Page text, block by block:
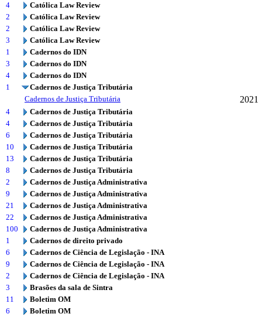
4
Católica Law Review
2
Católica Law Review
2
Católica Law Review
3
Católica Law Review
1
Cadernos do IDN
3
Cadernos do IDN
4
Cadernos do IDN
1
Cadernos de Justiça Tributária
Cadernos de Justiça Tributária
2021
4
Cadernos de Justiça Tributária
4
Cadernos de Justiça Tributária
6
Cadernos de Justiça Tributária
10
Cadernos de Justiça Tributária
13
Cadernos de Justiça Tributária
8
Cadernos de Justiça Tributária
2
Cadernos de Justiça Administrativa
9
Cadernos de Justiça Administrativa
21
Cadernos de Justiça Administrativa
22
Cadernos de Justiça Administrativa
100
Cadernos de Justiça Administrativa
1
Cadernos de direito privado
6
Cadernos de Ciência de Legislação - INA
9
Cadernos de Ciência de Legislação - INA
2
Cadernos de Ciência de Legislação - INA
3
Brasões da sala de Sintra
11
Boletim OM
6
Boletim OM